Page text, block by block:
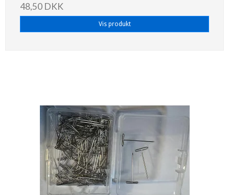
48,50 DKK
Vis produkt